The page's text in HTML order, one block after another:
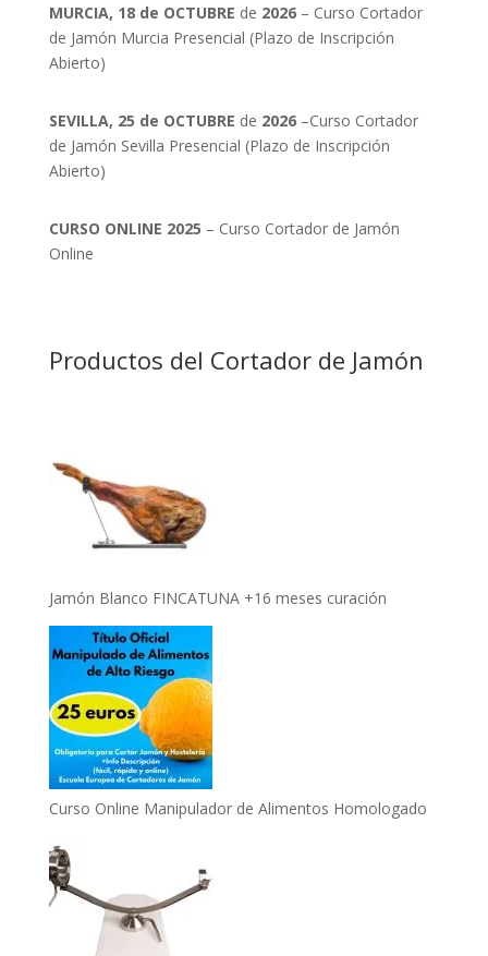
MURCIA, 18 de OCTUBRE de 2026– Curso Cortador
de Jamón Murcia Presencial (Plazo de Inscripción
Abierto)
SEVILLA, 25 de OCTUBRE de 2026–Curso Cortador
de Jamón Sevilla Presencial (Plazo de Inscripción
Abierto)
CURSO ONLINE 2025 – Curso Cortador de Jamón
Online
Productos del Cortador de Jamón
Jamón Blanco FINCATUNA +16 meses curación
Curso Online Manipulador de Alimentos Homologado